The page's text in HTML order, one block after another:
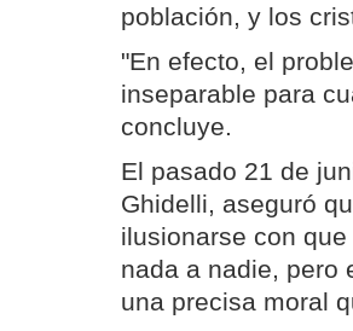
población, y los
"En efecto, el
inseparable para
concluye.
El pasado 21 de
Ghidelli, aseguró
ilusionarse con
nada a nadie, pero
una precisa moral